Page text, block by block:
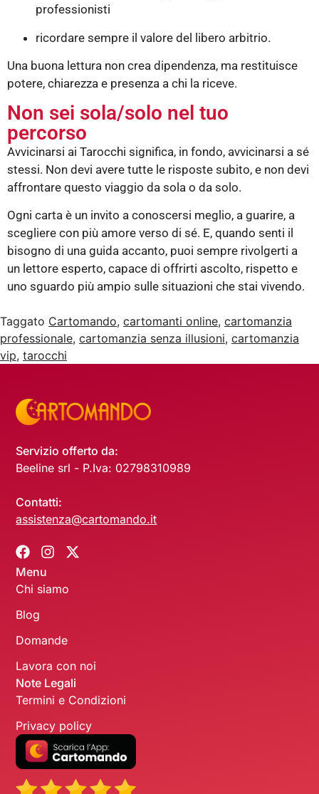
professionisti
ricordare sempre il valore del libero arbitrio.
Una buona lettura non crea dipendenza, ma restituisce
potere, chiarezza e presenza a chi la riceve.
Non sei sola/solo nel tuo
percorso
Avvicinarsi ai Tarocchi significa, in fondo, avvicinarsi a sé
stessi. Non devi avere tutte le risposte subito, e non devi
affrontare questo viaggio da sola o da solo.
Ogni carta è un invito a conoscersi meglio, a guarire, a
scegliere con più amore verso di sé. E, quando senti il
bisogno di una guida accanto, puoi sempre rivolgerti a
un lettore esperto, capace di offrirti ascolto, rispetto e
uno sguardo più ampio sulle situazioni che stai vivendo.
Taggato Cartomando, cartomanti online, cartomanzia
professionale, cartomanzia senza illusioni, cartomanzia
vip, tarocchi
Servizio offerto da:
Beeline srl - P.Iva: 02798310989
Contatti:
assistenza@cartomando.it
Menu
Chi siamo
Blog
Domande
Lavora con noi
Note Legali
Termini e Condizioni
Privacy policy